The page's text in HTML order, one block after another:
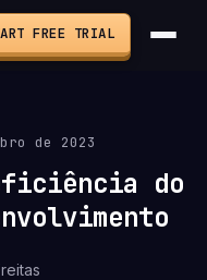
FREE TRIAL
de 2023
do